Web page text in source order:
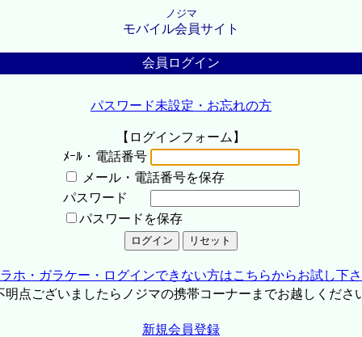
ノジマ
モバイル会員サイト
会員ログイン
パスワード未設定・お忘れの方
【ログインフォーム】
ﾒｰﾙ・電話番号
メール・電話番号を保存
パスワード
パスワードを保存
ホ・ガラケー・ログインできない方はこちらからお試し下
点ございましたらノジマの携帯コーナーまでお越しくださ
新規会員登録